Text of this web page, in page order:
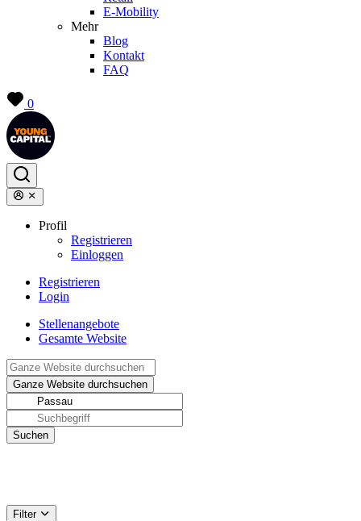
E-Mobility
Mehr
Blog
Kontakt
FAQ
0
Profil
Registrieren
Einloggen
Registrieren
Login
Stellenangebote
Gesamte Website
Filter